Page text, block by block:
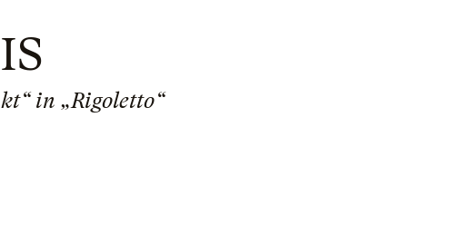
in „Rigoletto“